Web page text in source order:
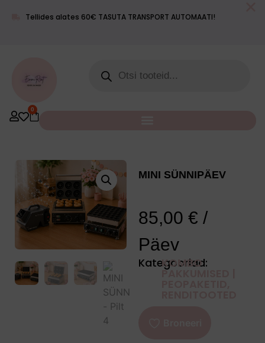
+372 55
info@emmimaailm.eeMeie luguBlogiKontakt
0
MINI SÜNNIPÄEV
85,00 € /
Päev
Kategooriad:
KOMBO
PAKKUMISED |
Tellides alates 60€ TASUTA TRANSPORT AUTOMAATI!